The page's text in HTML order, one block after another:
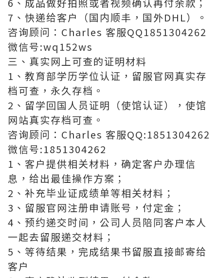
7、快递给客户（国内顺丰，国外DHL）。
咨询顾问：Charles 客服QQ1851304262
微信号:wq152ws
三、真实网上可查的证明材料
1、教育部学历学位认证，留服官网真实存
档可查，永久存档。
2、留学回国人员证明（使馆认证），使馆
网站真实存档可查。
咨询顾问：Charles 客服QQ:1851304262
微信号:1851304262
1、客户提供相关材料，确定客户办理信
息，给出最佳操作方案；
2、补充毕业证成绩单等相关材料；
3、留服官网注册申请账号，付定金；
4、预约递交时间，公司人员陪同客户本人
一起去留服递交材料；
5、等待结果，完成结果书留服直接邮寄给
客户